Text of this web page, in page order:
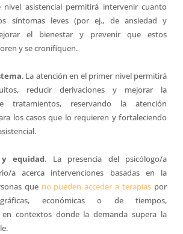
nivel asistencial permitirá intervenir cuanto
síntomas leves (por ej., de ansiedad y
el bienestar y prevenir que estos
y se cronifiquen.
. La atención en el primer nivel permitirá
reducir derivaciones y mejorar la
tratamientos, reservando la atención
los casos que lo requieren y fortaleciendo
y equidad. La presencia del psicólogo/a
a acerca intervenciones basadas en la
que no pueden acceder a terapias por
económicas o de tiempos,
en contextos donde la demanda supera la